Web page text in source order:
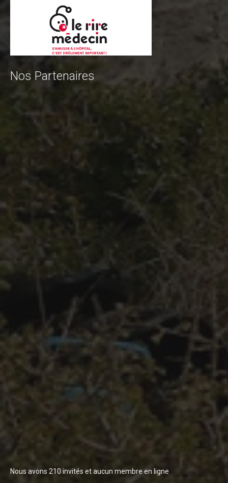
Contact Tribal Club VTT
Nos Partenaires
Nous avons 210 invités et aucun membre en ligne